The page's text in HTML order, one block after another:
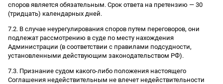
споров является обязательным. Срок ответа на претензию — 30
(тридцать) календарных дней.
7.2. В случае неурегулирования споров путем переговоров, они
подлежат рассмотрению в суде по месту нахождения
Администрации (в соответствии с правилами подсудности,
установленными действующим законодательством РФ).
7.3. Признание судом какого-либо положения настоящего
Соглашения недействительным не влечет недействительности